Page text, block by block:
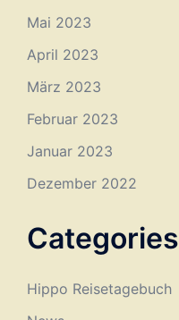
Mai 2023
April 2023
März 2023
Februar 2023
Januar 2023
Dezember 2022
Categories
Hippo Reisetagebuch